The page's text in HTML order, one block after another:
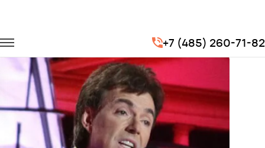
+7 (485) 260-71-82
Транспорт на концерты
Концерт юмориста Геннадия Ветрова